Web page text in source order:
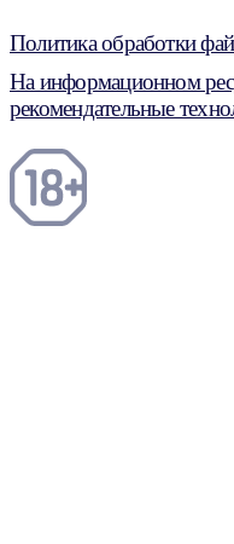
Политика обработки
На информационном
рекомендательные